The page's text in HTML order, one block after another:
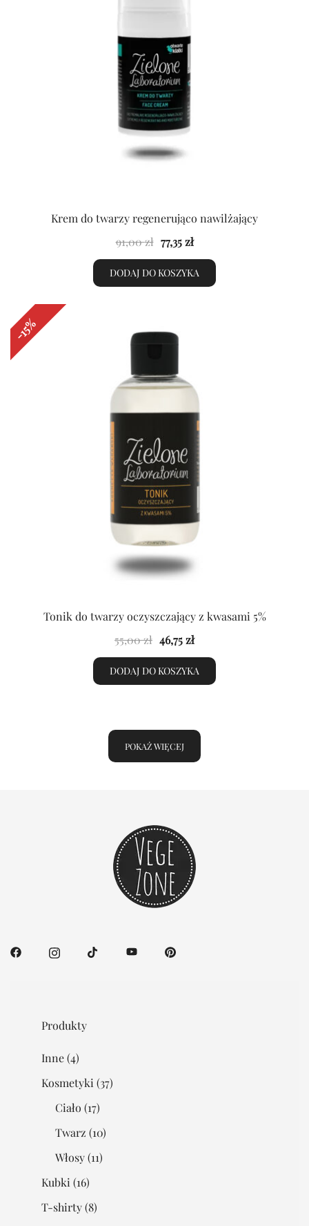
Krem do twarzy regenerująco nawilżający
91,00zł Pierwotna
cena
wynosiła:
77,35złAktualna
cena
wynosi:
DODAJ DO KOSZYKA
-15%
Tonik do twarzy oczyszczający z kwasami 5%
55,00zł Pierwotna
cena
wynosiła:
46,75złAktualna
cena
wynosi:
DODAJ DO KOSZYKA
POKAŻ WIĘCEJ
Produkty
Inne(4)
Kosmetyki (37)
Ciało (17)
Twarz (10)
Włosy(11)
Kubki (16)
T-shirty(8)